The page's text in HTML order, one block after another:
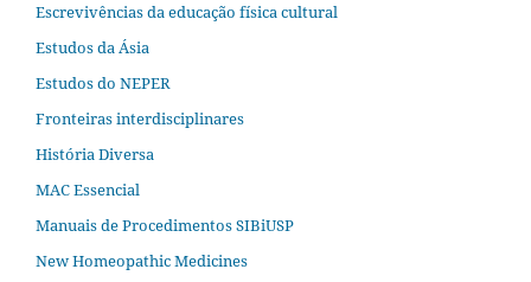
Escrevivências da educação física cultural
Estudos da Ásia​
Estudos do NEPER
Fronteiras interdisciplinares
História Diversa
MAC Essencial
Manuais de Procedimentos SIBiUSP
New Homeopathic Medicines